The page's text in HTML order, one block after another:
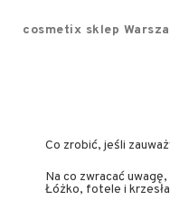
cosmetix sklep
Co zrobić, jeśli
Na co zwracać
Łóżko, fotele i